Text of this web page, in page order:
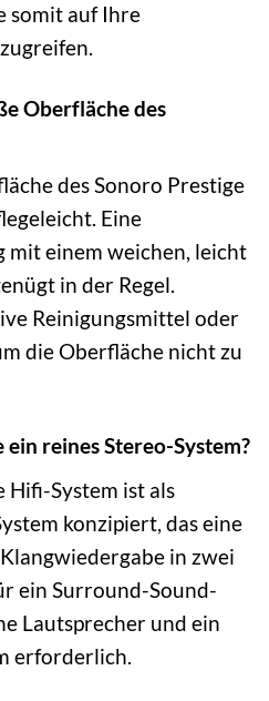
somit auf Ihre
Oberfläche des
des Sonoro Prestige
Eine
mit einem weichen, leicht
in der Regel.
Reinigungsmittel oder
die Oberfläche nicht zu
reines Stereo-System?
Hifi-System ist als
konzipiert, das eine
in zwei
ein Surround-Sound-
Lautsprecher und ein
erforderlich.